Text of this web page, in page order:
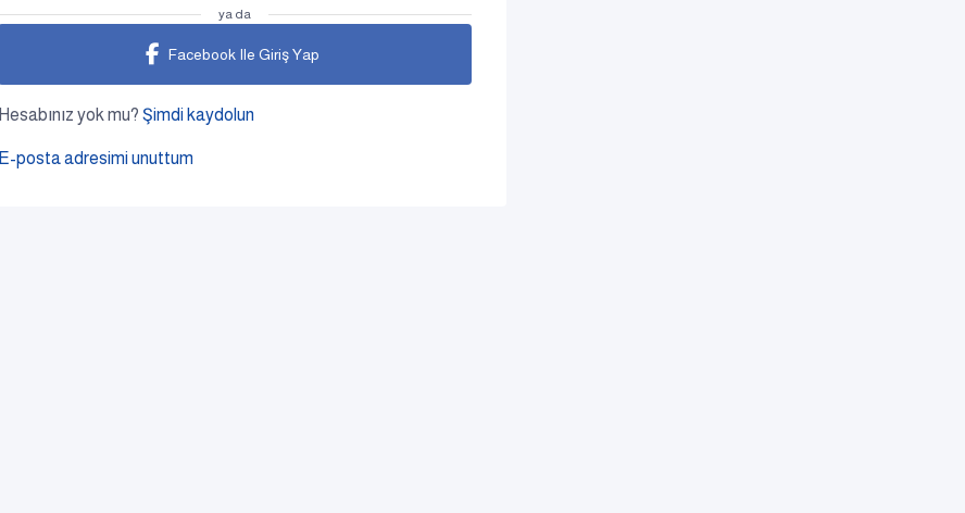
ya da
Facebook Ile Giriş Yap
Hesabınız yok mu? Şimdi kaydolun
E-posta adresimi unuttum